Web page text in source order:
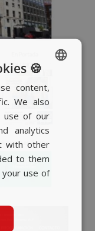
SPANISH
BASQUE
CATALAN
ENGLISH
🍪
content,
We also
use of our
analytics
with other
to them
use of